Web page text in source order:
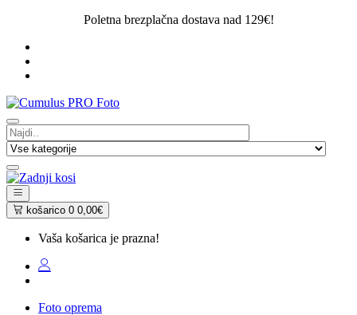
Poletna brezplačna dostava nad 129€!
košarico 0 0,00€
Vaša košarica je prazna!
Foto oprema